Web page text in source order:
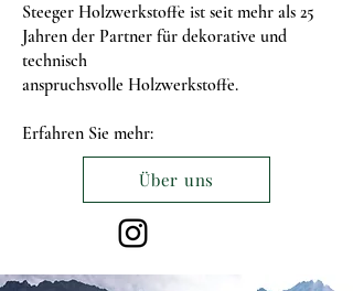
Steeger Holzwerkstoffe ist seit mehr als 25
Jahren der Partner für dekorative und
technisch
anspruchsvolle Holzwerkstoffe.
Erfahren Sie mehr:
Über uns